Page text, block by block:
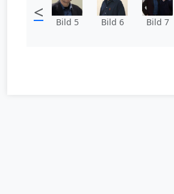
< Bild 5 Bild 6 Bild 7